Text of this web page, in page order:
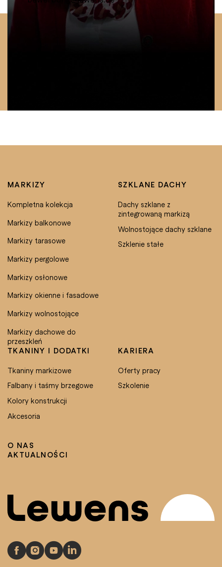
O NAS
AKTUALNOŚCI
MARKIZY
Kompletna kolekcja
Markizy balkonowe
Markizy tarasowe
Markizy pergolowe
Markizy osłonowe
Markizy okienne i fasadowe
Markizy wolnostojące
Markizy dachowe do
przeszkleń
SZKLANE DACHY
Dachy szklane z
zintegrowaną markizą
Wolnostojące dachy szklane
Szklenie stałe
TKANINY I DODATKI
Tkaniny markizowe
Falbany i taśmy brzegowe
Kolory konstrukcji
Akcesoria
KARIERA
Oferty pracy
Szkolenie